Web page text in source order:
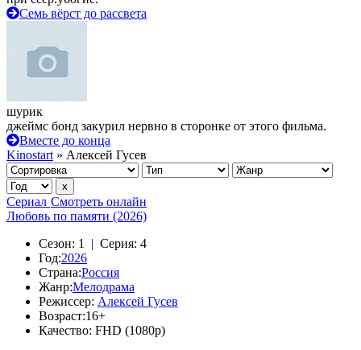
Семь вёрст до рассвета
шурик
джеймс бонд закурил нервно в сторонке от этого фильма.
Вместе до конца
Kinostart » Алексей Гусев
Сериал Смотреть онлайн
Любовь по памяти (2026)
Сезон: 1 | Серия: 4
Год:2026
Страна:Россия
Жанр:Мелодрама
Режиссер: Алексей Гусев
Возраст:16+
Качество: FHD (1080p)